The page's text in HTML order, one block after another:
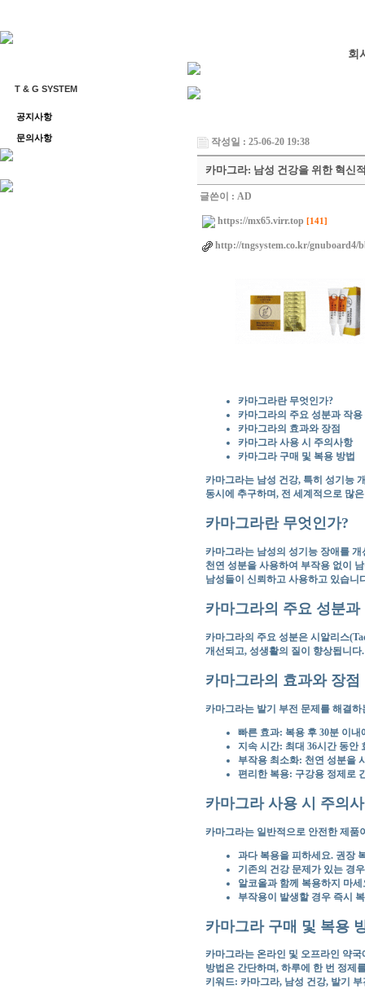
회
T & G SYSTEM
공지사항
문의사항 작성일 : 25-06-20 19:38
카마그라: 남성 건강을 위한 혁신
글쓴이 : AD
https://mx65.virr.top [141]
http://tngsystem.co.kr/
카마그라란 무엇인가?
카마그라의 주요 성분과 작용
카마그라의 효과와 장점
카마그라 사용 시 주의사항
카마그라 구매 및 복용 방법
카마그라는 남성 건강, 특히 성기능
동시에 추구하며, 전 세계적으로 많
카마그라란 무엇인가?
카마그라는 남성의 성기능 장애를
천연 성분을 사용하여 부작용 없이
남성들이 신뢰하고 사용하고 있습니
카마그라의 주요 성분과
카마그라의 주요 성분은 시알리스
개선되고, 성생활의 질이 향상됩니
카마그라의 효과와 장점
카마그라는 발기 부전 문제를 해결
빠른 효과: 복용 후 30분 이
지속 시간: 최대 36시간 동안
부작용 최소화: 천연 성분을
편리한 복용: 구강용 정제로
카마그라 사용 시 주의
카마그라는 일반적으로 안전한 제품
과다 복용을 피하세요. 권장
기존의 건강 문제가 있는 경
알코올과 함께 복용하지 마세
부작용이 발생할 경우 즉시
카마그라 구매 및 복용
카마그라는 온라인 및 오프라인 약
방법은 간단하며, 하루에 한 번 정제
키워드: 카마그라, 남성 건강, 발기